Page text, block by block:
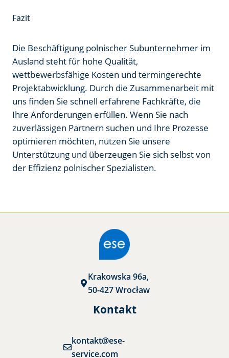
Fazit
Die Beschäftigung polnischer Subunternehmer im
Ausland steht für hohe Qualität,
wettbewerbsfähige Kosten und termingerechte
Projektabwicklung. Durch die Zusammenarbeit mit
uns finden Sie schnell erfahrene Fachkräfte, die
Ihre Anforderungen erfüllen. Wenn Sie nach
zuverlässigen Partnern suchen und Ihre Prozesse
optimieren möchten, nutzen Sie unsere
Unterstützung und überzeugen Sie sich selbst von
der Effizienz polnischer Spezialisten.
Krakowska 96a,
50-427 Wrocław
Kontakt
kontakt@ese-
service.com